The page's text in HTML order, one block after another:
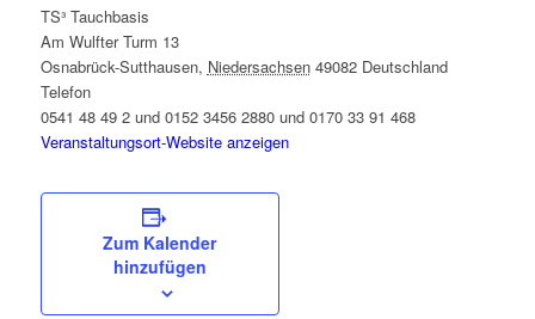
TS³ Tauchbasis
Am Wulfter Turm 13
Osnabrück-Sutthausen, Niedersachsen 49082 Deutschland
Telefon
0541 48 49 2 und 0152 3456 2880 und 0170 33 91 468
Veranstaltungsort-Website anzeigen
Zum Kalender
hinzufügen